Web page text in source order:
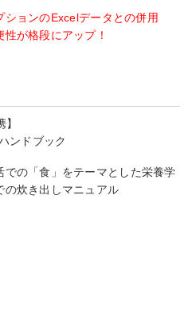
ションのExcelデータとの併用
性が格段にアップ！
ンドブック
での「食」をテーマとした栄養学
の炊き出しマニュアル